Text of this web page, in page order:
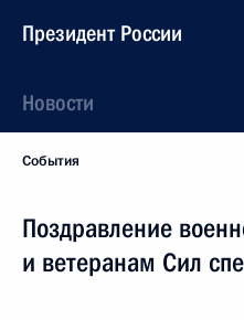
Президент России
Новости
События
Поздравление
и ветеранам Сил